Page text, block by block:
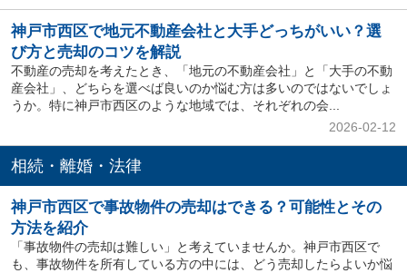
神戸市西区で地元不動産会社と大手どっちがいい？選
び方と売却のコツを解説
不動産の売却を考えたとき、「地元の不動産会社」と「大手の不動
産会社」、どちらを選べば良いのか悩む方は多いのではないでしょ
うか。特に神戸市西区のような地域では、それぞれの会...
2026-02-12
相続・離婚・法律
神戸市西区で事故物件の売却はできる？可能性とその
方法を紹介
「事故物件の売却は難しい」と考えていませんか。神戸市西区で
も、事故物件を所有している方の中には、どう売却したらよいか悩